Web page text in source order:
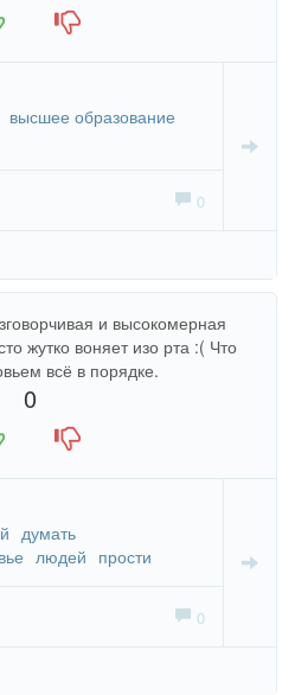
высшее образование
0
и высокомерная
жутко воняет изо рта :( Что
всё в порядке.
0
думать
людей прости
0